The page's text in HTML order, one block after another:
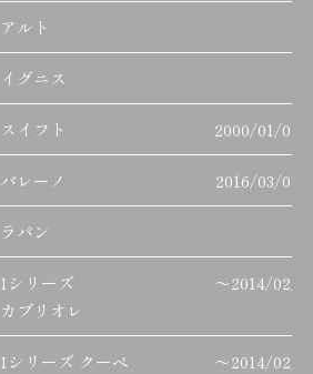
アルト
イグニス
スイフト 2000/01/01
バレーノ 2016/03/01
ラパン
1シリーズ
カブリオレ
～2014/02/
1シリーズ クーペ ～2014/02/